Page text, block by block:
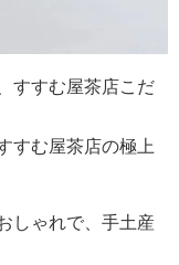
すすむ屋茶店こだ
すむ屋茶店の極上
しゃれで、手土産